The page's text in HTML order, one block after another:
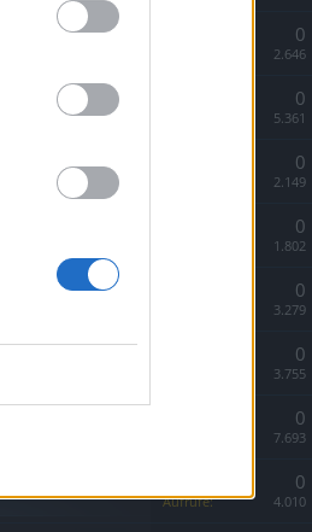
0
2.646
0
5.361
0
2.149
0
1.802
0
3.279
0
3.755
0
7.693
0
Aufrufe: 4.010